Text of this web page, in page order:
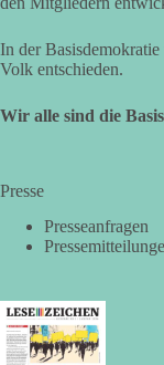
In der
Volk entschieden.
Wir alle sind die
Presse
Presseanfragen